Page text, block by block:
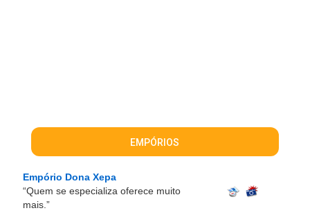
EMPÓRIOS
Empório Dona Xepa
“Quem se especializa oferece muito
mais.”